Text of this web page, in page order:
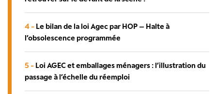
4 - Le bilan de la loi Agec par HOP – Halte à
l’obsolescence programmée
5 - Loi AGEC et emballages ménagers : l’illustration du
passage à l’échelle du réemploi